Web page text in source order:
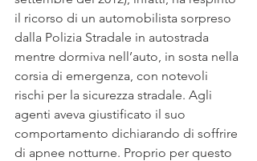
il ricorso di un automobilista sorpreso
dalla Polizia Stradale in autostrada
mentre dormiva nell’auto, in sosta nella
corsia di emergenza, con notevoli
rischi per la sicurezza stradale. Agli
agenti aveva giustificato il suo
comportamento dichiarando di soffrire
di apnee notturne. Proprio per questo